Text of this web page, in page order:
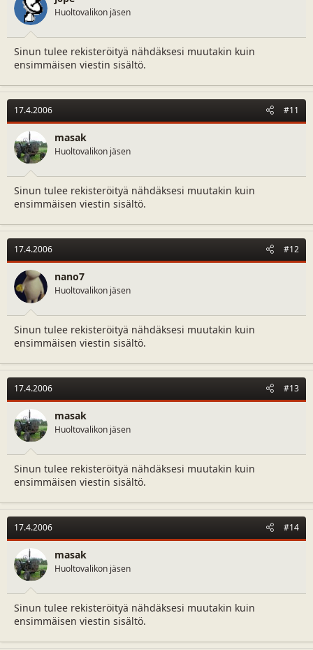
Huoltovalikon jäsen
Sinun tulee rekisteröityä nähdäksesi muutakin kuin
ensimmäisen viestin sisältö.
17.4.2006 #11
masak
Huoltovalikon jäsen
Sinun tulee rekisteröityä nähdäksesi muutakin kuin
ensimmäisen viestin sisältö.
17.4.2006 #12
nano7
Huoltovalikon jäsen
Sinun tulee rekisteröityä nähdäksesi muutakin kuin
ensimmäisen viestin sisältö.
17.4.2006 #13
masak
Huoltovalikon jäsen
Sinun tulee rekisteröityä nähdäksesi muutakin kuin
ensimmäisen viestin sisältö.
17.4.2006 #14
masak
Huoltovalikon jäsen
Sinun tulee rekisteröityä nähdäksesi muutakin kuin
ensimmäisen viestin sisältö.